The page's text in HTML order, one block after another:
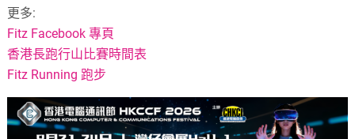
更多:
Fitz Facebook 專頁
香港長跑行山比賽時間表
Fitz Running 跑步